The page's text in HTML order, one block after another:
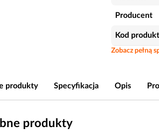
Producent
Kod
Zobacz pełną
produkty Specyfikacja Opis
produkty